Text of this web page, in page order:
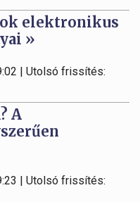
elektronikus
»
| Utolsó frissítés:
A
| Utolsó frissítés: